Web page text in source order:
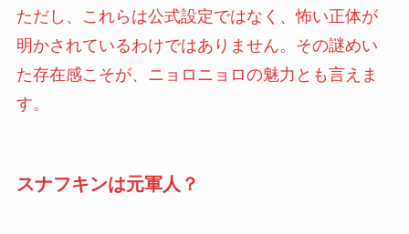
ただし、これらは公式設定ではなく、怖い正体が
明かされているわけではありません。その謎めい
た存在感こそが、ニョロニョロの魅力とも言えま
す。
スナフキンは元軍人？